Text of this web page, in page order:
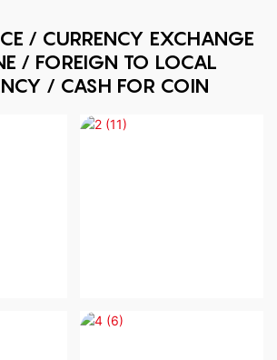
/ CURRENCY EXCHANGE
/ FOREIGN TO LOCAL
/ CASH FOR COIN